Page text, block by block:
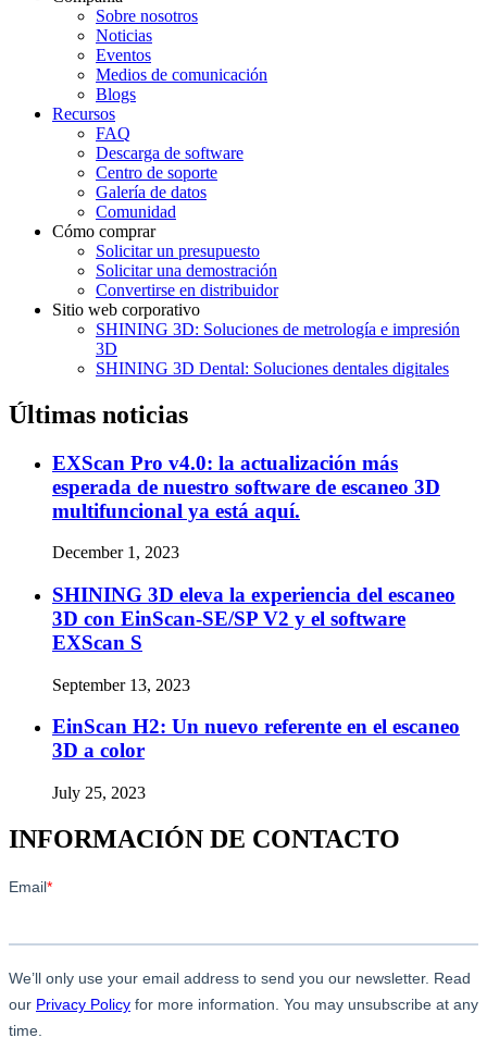
Sobre nosotros
Noticias
Eventos
Medios de comunicación
Blogs
Recursos
FAQ
Descarga de software
Centro de soporte
Galería de datos
Comunidad
Cómo comprar
Solicitar un presupuesto
Solicitar una demostración
Convertirse en distribuidor
Sitio web corporativo
SHINING 3D: Soluciones de metrología e impresión
3D
SHINING 3D Dental: Soluciones dentales digitales
Últimas noticias
EXScan Pro v4.0: la actualización más
esperada de nuestro software de escaneo 3D
multifuncional ya está aquí.
December 1, 2023
SHINING 3D eleva la experiencia del escaneo
3D con EinScan-SE/SP V2 y el software
EXScan S
September 13, 2023
EinScan H2: Un nuevo referente en el escaneo
3D a color
July 25, 2023
INFORMACIÓN DE CONTACTO